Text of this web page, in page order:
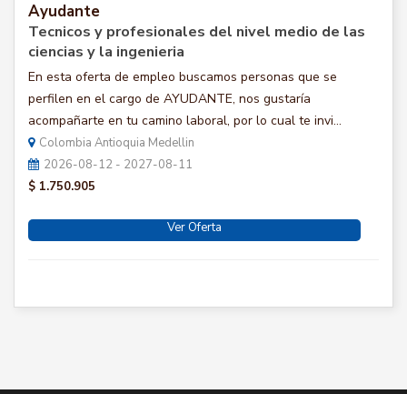
Ayudante
Tecnicos y profesionales del nivel medio de las
ciencias y la ingenieria
En esta oferta de empleo buscamos personas que se
perfilen en el cargo de AYUDANTE, nos gustaría
acompañarte en tu camino laboral, por lo cual te invi...
Colombia Antioquia Medellin
2026-08-12 - 2027-08-11
$ 1.750.905
Ver Oferta